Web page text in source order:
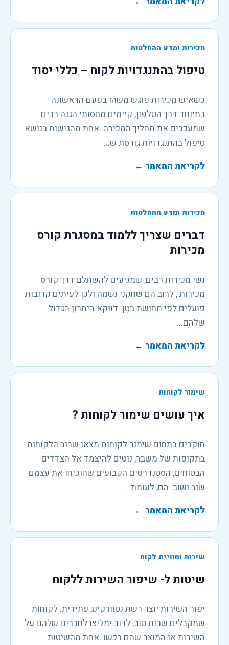
מכירות ומדע ההחלטות
טיפול בהתנגדויות לקוח – כללי יסוד
כשאיש מכירות פוגש משהו בפעם הראשונה
במיוחד דרך הטלפון, קיימים מחסומי הגנה רבים
שמעכבים את תהליך המכירה. אחת מהגישות בנושא
טיפול בהתנגדויות גורסת ש...
לקריאת המאמר ←
מכירות ומדע ההחלטות
דברים שצריך ללמוד במסגרת קורס
מכירות
נשי מכירות רבים, שמגיעים להשתלם דרך קורס
מכירות , לרוב הם שחקני נשמה ולכן לעיתים קרובות
פועלים לפי תחושת בטן. דווקא היתרון הגדול
שלהם...
לקריאת המאמר ←
שימור לקוחות
איך עושים שימור לקוחות ?
חוקרים בתחום שימור לקוחות מצאו שרוב הלקוחות
בתקופות של משבר, נוטים להיצמד אל הצדדים
הבטוחים, הסטנדרטים הקבועים שהוכיחו את עצמם
שוב ושוב. הם, לעומת...
לקריאת המאמר ←
שירות וחוויית לקוח
שיטות ל- שיפור השירות ללקוח
יפור השירות יוצר רשת נטוורקינג עתידית. לקוחות
שמקבלים שרות טוב, לרוב ימליצו לחברים שלהם על
השירות או המוצר שהם רכשו. אחת מהשיטות